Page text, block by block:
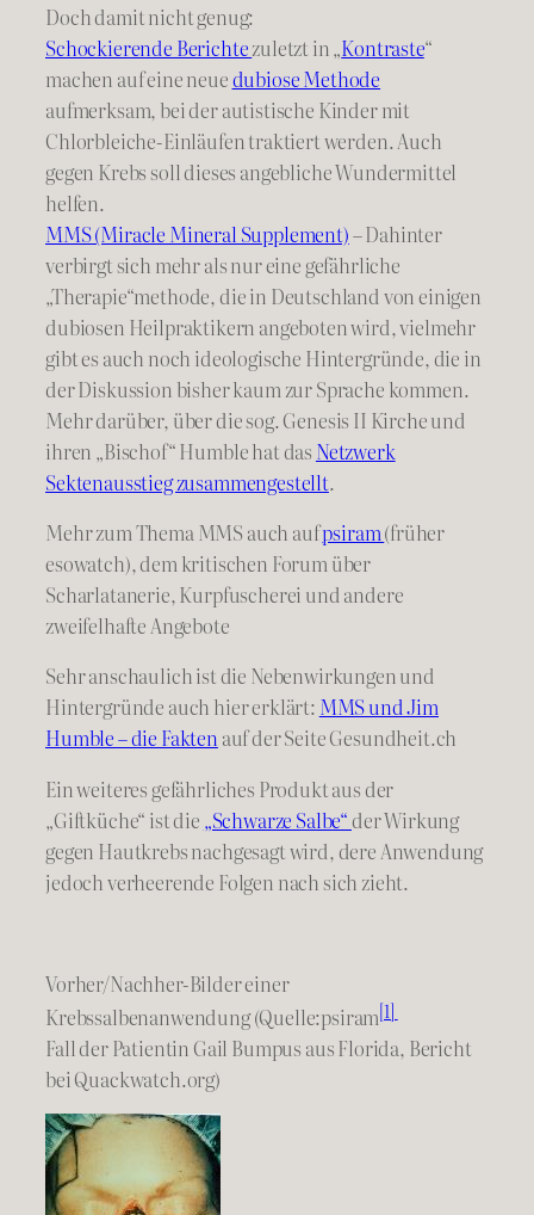
Doch damit nicht genug:
Schockierende Berichtezuletzt in „Kontraste“
machen auf eine neuedubiose Methode
aufmerksam, bei der autistische Kinder mit
Chlorbleiche-Einläufen traktiert werden. Auch
gegen Krebs soll dieses angebliche Wundermittel
helfen.
MMS (Miracle Mineral Supplement)– Dahinter
verbirgt sich mehr als nur eine gefährliche
„Therapie“methode, die in Deutschland von einigen
dubiosen Heilpraktikern angeboten wird, vielmehr
gibt es auch noch ideologische Hintergründe, die in
der Diskussion bisher kaum zur Sprache kommen.
Mehr darüber, über die sog. Genesis II Kirche und
ihren „Bischof“ Humble hat das Netzwerk
Sektenausstieg zusammengestellt.
Mehr zum Thema MMS auch aufpsiram(früher
esowatch), dem kritischen Forum über
Scharlatanerie, Kurpfuscherei und andere
zweifelhafte Angebote
Sehr anschaulich ist die Nebenwirkungen und
Hintergründe auch hier erklärt: MMS und Jim
Humble – die Fakten auf der Seite Gesundheit.ch
Ein weiteres gefährliches Produkt aus der
„Giftküche“ ist die „Schwarze Salbe“ der Wirkung
gegen Hautkrebs nachgesagt wird, dere Anwendung
jedoch verheerende Folgen nach sich zieht.
Vorher/Nachher-Bilder einer
Krebssalbenanwendung (Quelle:psiram[1]
Fall der Patientin Gail Bumpus aus Florida, Bericht
bei Quackwatch.org)